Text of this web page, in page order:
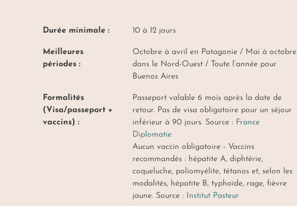
Durée minimale : 10 à 12 jours
Meilleures
périodes :
Octobre à avril en Patagonie / Mai à octobre
dans le Nord-Ouest / Toute l’année pour
Buenos Aires
Formalités
(Visa/passeport +
vaccins) :
Passeport valable 6 mois après la date de
retour. Pas de visa obligatoire pour un séjour
inférieur à 90 jours. Source : France
Diplomatie
Aucun vaccin obligatoire - Vaccins
recommandés : hépatite A, diphtérie,
coqueluche, poliomyélite, tétanos et, selon les
modalités, hépatite B, typhoïde, rage, fièvre
jaune. Source :
Institut Pasteur